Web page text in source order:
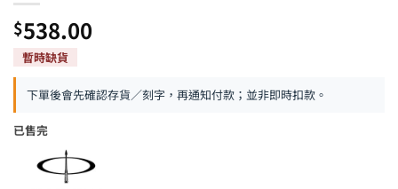
$538.00
下單後會先確認存貨／刻字，再通知付款；並非即時扣款。
已售完